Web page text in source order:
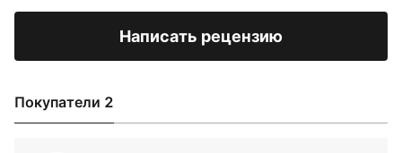
Написать рецензию
Покупатели 2